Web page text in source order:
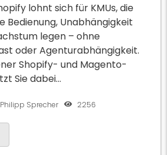
Philipp Sprecher 2256
lohnt sich für KMUs, die
Bedienung, Unabhängigkeit
legen – ohne
oder Agenturabhängigkeit.
Shopify- und Magento-
Sie dabei...